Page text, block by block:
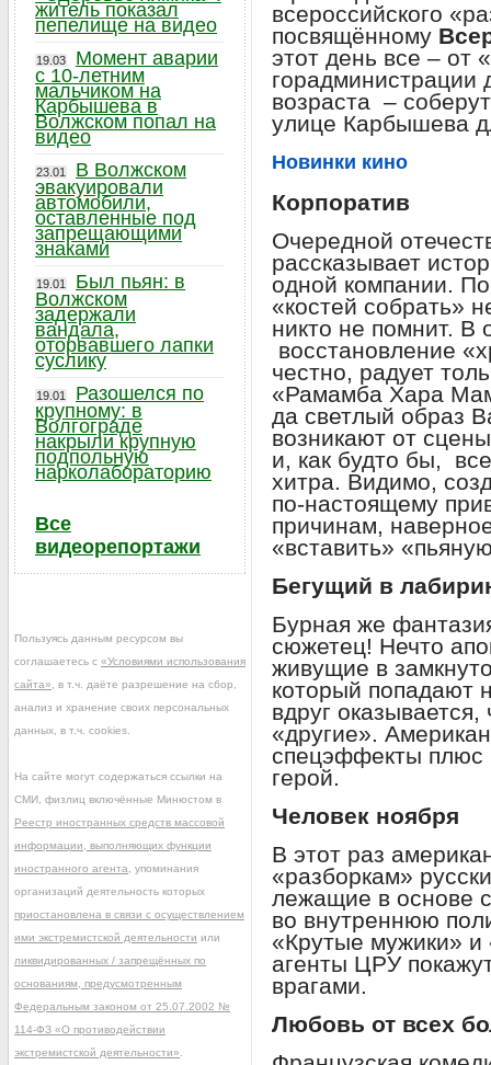
всероссийского
посвящённому
этот день все – от
горадминистрации
возраста –
улице Карбышева
Новинки кино
Корпоратив
Очередной
рассказывает
одной компании.
«костей собрать»
никто не помнит. В
восстановление
честно, радует
«Рамамба Хара
да светлый образ
возникают от
и, как будто бы,
хитра. Видимо,
по-настоящему
причинам,
«вставить»
Бегущий в
Бурная же
сюжетец! Нечто
живущие в
который попадают
вдруг
«другие».
спецэффекты плюс
герой.
Человек ноября
В этот раз
«разборкам»
лежащие в основе
во внутреннюю
«Крутые мужики» и
агенты ЦРУ
врагами.
Любовь от всех
житель показал
пепелище на видео
19.03
Момент аварии
с 10-летним
мальчиком на
Карбышева в
Волжском попал на
видео
23.01
В Волжском
эвакуировали
автомобили,
оставленные под
запрещающими
знаками
19.01
Был пьян: в
Волжском
задержали
вандала,
оторвавшего лапки
суслику
19.01
Разошелся по
крупному: в
Волгограде
накрыли крупную
подпольную
нарколабораторию
Все
видеорепортажи
Пользуясь данным ресурсом вы
соглашаетесь с «Условиями использования
сайта» , в т.ч. даёте разрешение на сбор,
анализ и хранение своих персональных
данных, в т.ч. cookies.
На сайте могут содержаться ссылки на
СМИ, физлиц включённые Минюстом в
Реестр иностранных средств массовой
информации, выполняющих функции
иностранного агента , упоминания
организаций деятельность которых
приостановлена в связи с осуществлением
ими экстремистской деятельности или
ликвидированных / запрещённых по
основаниям, предусмотренным
Федеральным законом от 25.07.2002 №
114-ФЗ «О противодействии
экстремистской деятельности»